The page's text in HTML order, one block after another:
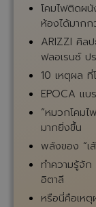
โคมไฟติดผนั
ห้องได้มาก
ARIZZI ศิล
ฟลอเรนซ์ ป
10 เหตุผล ที่
EPOCA แบ
“หมวกโคมไ
มากยิ่งขึ้น
พลังของ “เ
ทำความรู้จัก
อิตาลี
หรือนี่คือเหตุ